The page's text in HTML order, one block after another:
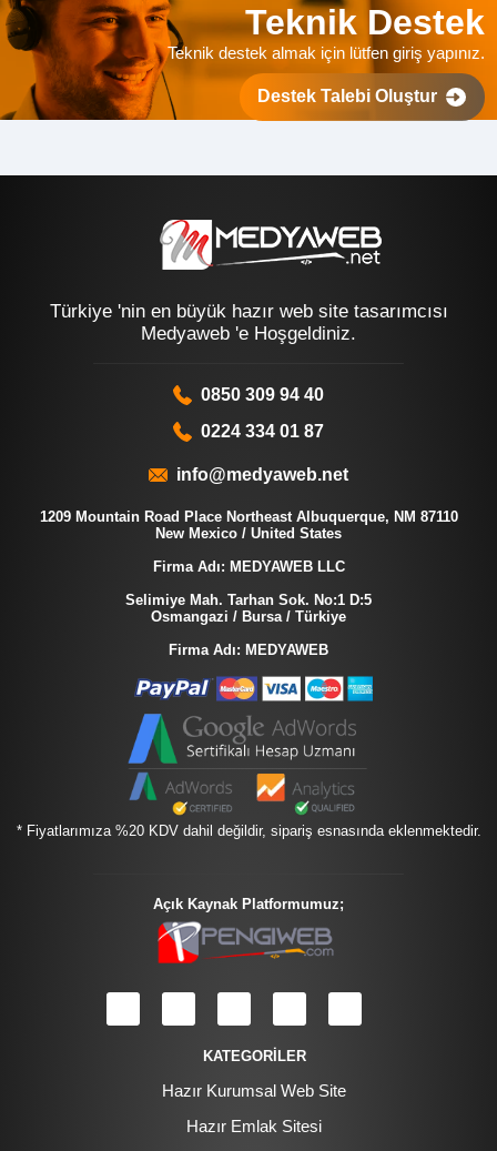
Teknik Destek
Teknik destek almak için lütfen giriş yapınız.
Destek Talebi Oluştur
Türkiye 'nin en büyük hazır web site tasarımcısı
Medyaweb 'e Hoşgeldiniz.
0850 309 94 40
0224 334 01 87
info@medyaweb.net
1209 Mountain Road Place Northeast Albuquerque, NM 87110
New Mexico / United States
Firma Adı: MEDYAWEB LLC
Selimiye Mah. Tarhan Sok. No:1 D:5
Osmangazi / Bursa / Türkiye
Firma Adı: MEDYAWEB
* Fiyatlarımıza %20 KDV dahil değildir, sipariş esnasında eklenmektedir.
Açık Kaynak Platformumuz;
KATEGORİLER
Hazır Kurumsal Web Site
Hazır Emlak Sitesi